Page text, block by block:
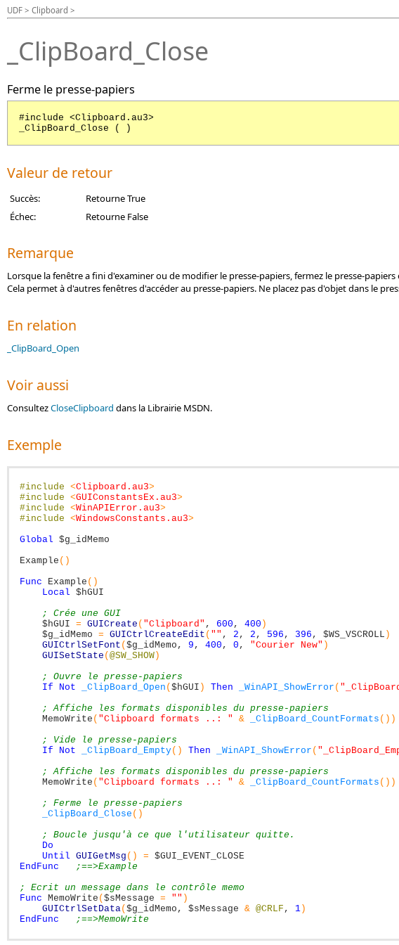
UDF > Clipboard >
_ClipBoard_Close
Ferme le presse-papiers
#include <Clipboard.au3>
_ClipBoard_Close ( )
Valeur de retour
Succès:
Retourne True
Échec:
Retourne False
Remarque
Lorsque la fenêtre a fini d'examiner ou de modifier le presse-papiers, fermez le presse-
Cela permet à d'autres fenêtres d'accéder au presse-papiers. Ne placez pas d'objet dans le
En relation
_ClipBoard_Open
Voir aussi
ConsultezCloseClipboard dans la Librairie MSDN.
Exemple
#include <Clipboard.au3>
#include <GUIConstantsEx.au3>
#include <WinAPIError.au3>
#include <WindowsConstants.au3>
Global $g_idMemo
Example ( )
Func
Example ( )
Local $hGUI
; Crée une GUI
$hGUI = GUICreate ( "Clipboard" , 600 , 400 )
$g_idMemo = GUICtrlCreateEdit ( "" , 2 , 2 , 596 , 396 , $WS_VSCROLL )
GUICtrlSetFont ( $g_idMemo , 9 , 400 , 0 , "Courier New" )
GUISetState ( @SW_SHOW )
; Ouvre le presse-papiers
If
Not _ClipBoard_Open ( $hGUI ) Then _WinAPI_ShowError (
; Affiche les formats disponibles du presse-papiers
MemoWrite ( "Clipboard formats ..: " & _ClipBoard_CountFormats ( ) )
; Vide le presse-papiers
If
Not _ClipBoard_Empty( ) Then _WinAPI_ShowError (
; Affiche les formats disponibles du presse-papiers
MemoWrite ( "Clipboard formats ..: " & _ClipBoard_CountFormats ( ) )
; Ferme le presse-papiers
_ClipBoard_Close ( )
; Boucle jusqu'à ce que l'utilisateur quitte.
Do
Until GUIGetMsg ( ) = $GUI_EVENT_CLOSE
EndFunc
;==>Example
; Ecrit un message dans le contrôle memo
Func MemoWrite ( $sMessage = "" )
GUICtrlSetData( $g_idMemo , $sMessage & @CRLF , 1 )
EndFunc
;==>MemoWrite